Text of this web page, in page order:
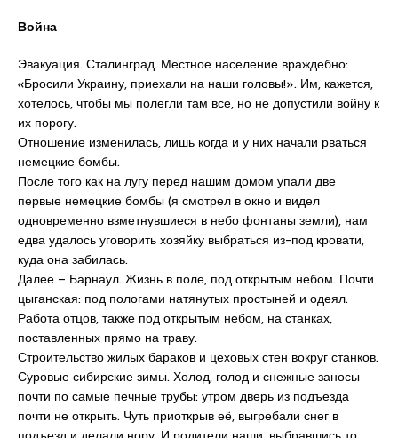
Война
Эвакуация. Сталинград. Местное население враждебно:
«Бросили Украину, приехали на наши головы!». Им, кажется,
хотелось, чтобы мы полегли там все, но не допустили войну к
их порогу.
Отношение изменилась, лишь когда и у них начали рваться
немецкие бомбы.
После того как на лугу перед нашим домом упали две
первые немецкие бомбы (я смотрел в окно и видел
одновременно взметнувшиеся в небо фонтаны земли), нам
едва удалось уговорить хозяйку выбраться из-под кровати,
куда она забилась.
Далее – Барнаул. Жизнь в поле, под открытым небом. Почти
цыганская: под пологами натянутых простыней и одеял.
Работа отцов, также под открытым небом, на станках,
поставленных прямо на траву.
Строительство жилых бараков и цеховых стен вокруг станков.
Суровые сибирские зимы. Холод, голод и снежные заносы
почти по самые печные трубы: утром дверь из подъезда
почти не открыть. Чуть приоткрыв её, выгребали снег в